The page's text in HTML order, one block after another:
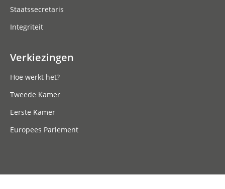
Staatssecretaris
Integriteit
Verkiezingen
Hoe werkt het?
Tweede Kamer
Eerste Kamer
Europees Parlement